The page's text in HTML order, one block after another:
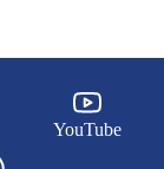
YouTube